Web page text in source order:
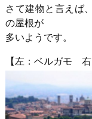
さて建物と言えば
の屋根が
多いようです。
【左：ベルガモ